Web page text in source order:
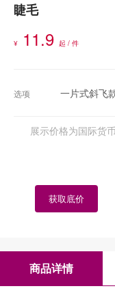
睫毛
¥ 11.9 起 / 件
选项 一片式斜飞
展示价格为国际货
获取底价
商品详情